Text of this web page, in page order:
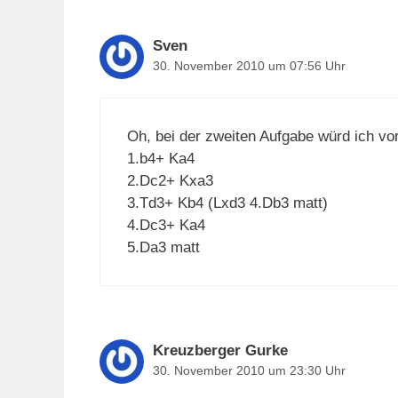
Sven
30. November 2010 um 07:56 Uhr
Oh, bei der zweiten Aufgabe würd ich
1.b4+ Ka4
2.Dc2+ Kxa3
3.Td3+ Kb4 (Lxd3 4.Db3 matt)
4.Dc3+ Ka4
5.Da3 matt
Kreuzberger Gurke
30. November 2010 um 23:30 Uhr